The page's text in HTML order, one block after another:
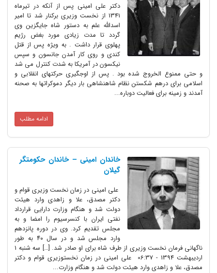
دکتر علی امینی پس از آنکه در تیرماه
1341 از نخست وزیری برکنار شد تا امیر
اسدالله علم به دستور شاه جایگزین وی
گردد تا مدت زیادی مورد بغض رژیم
پهلوی قرار داشت . به ویژه پس از قتل
کندی و روی کار آمدن جانسون و سپس
نیکسون در آمریکا به شدت کنترل می شد
و حتی ممنوع الخروج شده بود . پس از اوجگیری حرکتهای انقلابی و
اسلامی برای درهم شکستن نظام شاهنشاهی بار دیگر دموکراتها به صحنه
آمدند و زمینه برای فعالیت دوباره...
ادامه مطلب
خاندان امینی – خاندان حکومتگر
گیلان
علی امینی در زمان نخست ­وزیری قوام و
دکتر مصدق، علا و زاهدی وارد هیئت
دولت شد و هنگام وزارت دارایی قرارداد
نفتی ایران با کنسرسیوم را امضا و به
مجلس تقدیم کرد. وی در دوره پانزدهم
وارد مجلس شد و در سال ۴۰ به طور
ناگهانی فرمان نخست­ وزیری از طرف شاه برای او صادر شد. […] سه شنبه 1
اردیبهشت 1394 - 06:37 علی امینی در زمان نخست­وزیری قوام و دکتر
مصدق، علا و زاهدی وارد هیئت دولت شد و هنگام وزارت...